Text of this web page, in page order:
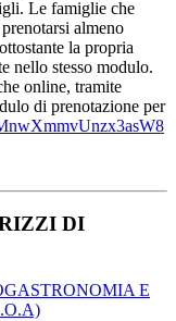
Le famiglie che
almeno
la propria
nello stesso modulo.
online, tramite
di prenotazione per
DI
E